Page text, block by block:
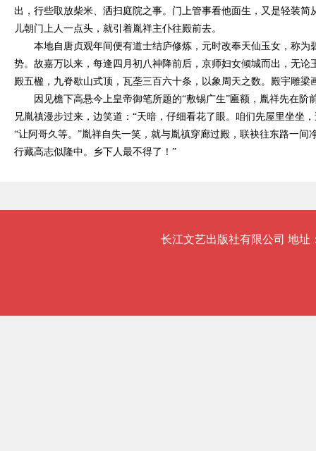
出，行些取放柴米、洒扫庭院之事。门上管事看他面生，又是轻装
儿朝门上人一点头，就引着胤祥主仆往殿前去。
本地自唐贞观年间便有道士结庐修炼，元时改奉天仙玉女，称
势。故嘉万以来，每逢四月初八神降前后，京师妇女倾城而出，无
殿五楹，九脊歇山式顶，瓦垄三百六十条，以象周天之数。殿宇雕
因见檐下高悬今上皇帝御笔所题的“敷锡广生”匾额，胤祥先在阶
兄胤禛漫步过来，边笑道：“天暗，仔细看花了眼。咱们先屋里坐坐
“让阿哥久等。”胤祥自失一笑，就与胤禛穿廊过殿，联袂往东路一
行藏高志似隆中。乡下人最不得了！”
长江文艺出版社有限公司 地址